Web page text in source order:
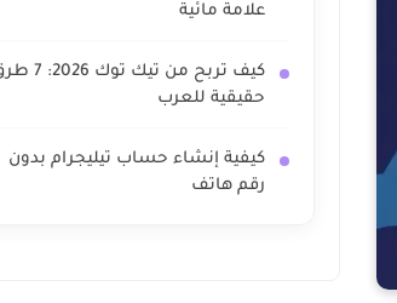
علامة مائية
كيف تربح من تيك توك
حقيقية للعرب
كيفية إنشاء حساب تيليجرام بدون
رقم هاتف